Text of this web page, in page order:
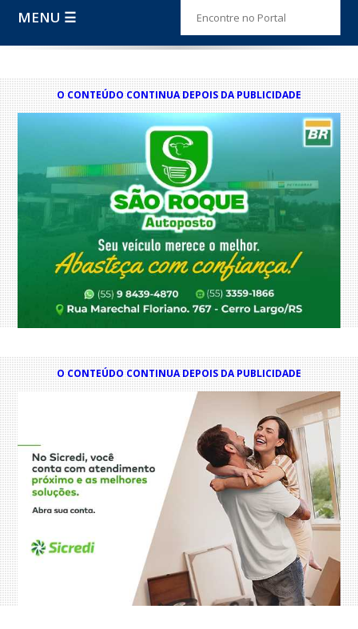
MENU ☰
O CONTEÚDO CONTINUA DEPOIS DA PUBLICIDADE
O CONTEÚDO CONTINUA DEPOIS DA PUBLICIDADE